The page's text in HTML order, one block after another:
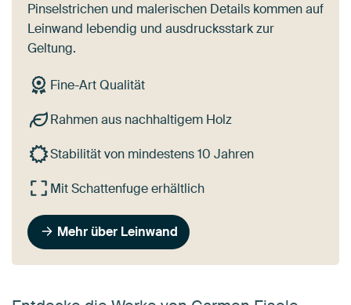
Pinselstrichen und malerischen Details kommen auf
Leinwand lebendig und ausdrucksstark zur
Geltung.
Fine-Art Qualität
Rahmen aus nachhaltigem Holz
Stabilität von mindestens 10 Jahren
Mit Schattenfuge erhältlich
Mehr über Leinwand